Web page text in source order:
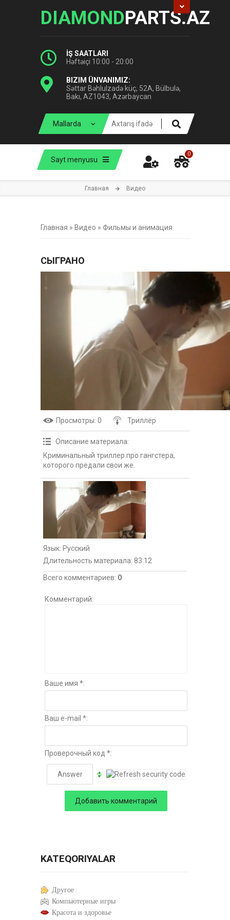
DIAMONDPARTS.AZ
İŞ SAATLARI
Həftəiçi 10:00 - 20:00
BIZIM ÜNVANIMIZ:
Səttar Bəhlulzadə küç, 52A, Bülbulə,
Bakı, AZ1043, Azərbaycan
Sayt menyusu
0
Главная Видео
Главная » Видео » Фильмы и анимация
СЫГРАНО
Просмотры: 0 Триллер
Описание материала:
Криминальный триллер про гангстера,
которого предали свои же.
Язык: Русский
Длительность материала: 83:12
Всего комментариев: 0
Комментарий:
Ваше имя *:
Ваш e-mail *:
Проверочный код *:
KATEQORIYALAR
Другое
Компьютерные игры
Красота и здоровье